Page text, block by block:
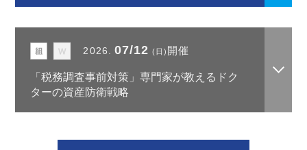
2026. 07/12 (日) 開催
「税務調査事前対策」専門家が教えるドク
ターの資産防衛戦略